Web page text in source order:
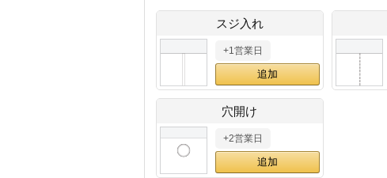
スジ入れ
+1営業日
穴開け
+2営業日